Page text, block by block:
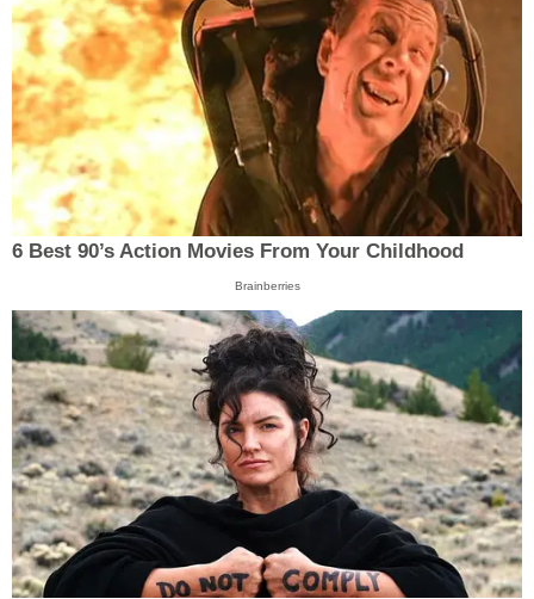
6 Best 90’s Action Movies From Your Childhood
Brainberries